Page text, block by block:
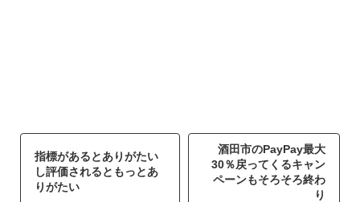
指標があるとありがたい
し評価されるともっとあ
りがたい
酒田市のPayPay最大
30％戻ってくるキャン
ペーンもそろそろ終わ
り